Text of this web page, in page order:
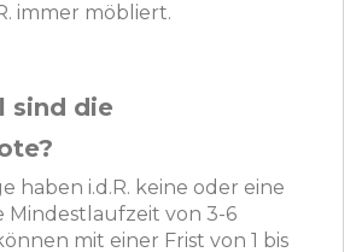
immer möbliert.
sind die
haben i.d.R. keine oder eine
Mindestlaufzeit von 3-6
mit einer Frist von 1 bis